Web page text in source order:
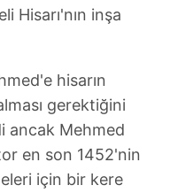
Hisarı'nın inşa
hisarın
gerektiğini
ancak Mehmed
en son 1452'nin
için bir kere